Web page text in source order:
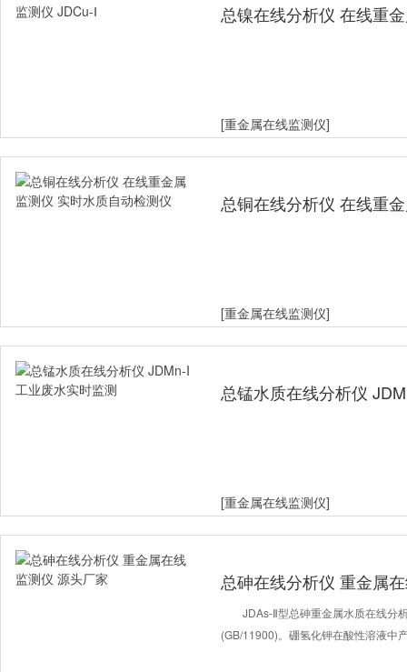
总镍在线分析仪 在线重
[重金属在线监测仪]
总铜在线分析仪 在线重
[重金属在线监测仪]
总锰水质在线分析仪
[重金属在线监测仪]
总砷在线分析仪 重金属
JDAs-Ⅱ型总砷重金属水质在线分
(GB/11900)。硼氢化钾在酸性溶液中